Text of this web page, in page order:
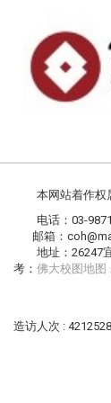
本网站着作权
电话：03-
邮箱：
地址：26247宜
考： 佛大校图地图
造访人次 : 4212528